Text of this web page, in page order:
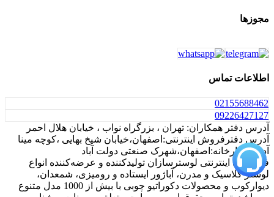
مجوزها
اطلاعات تماس
021 55688462
09226427127
آدرس دفتر همکاران: تهران ، بزرگراه نواب ، خیابان هلال احمر
آدرس دفترفروش اینترنتی:اصفهان،خیابان شیخ بهایی ،کوچه مینا
آدرس کارخانه:اصفهان،شهرک صنعتی دولت آباد
فروشگاه اینترنتی لوسترسازان تولیدکننده و عرضه‌کننده انواع
لوستر کلاسیک و مدرن، آباژور ایستاده و رومیزی، شمعدان،
دیوارکوب و محصولات دکوراتیو چوبی با بیش از 1000 مدل متنوع